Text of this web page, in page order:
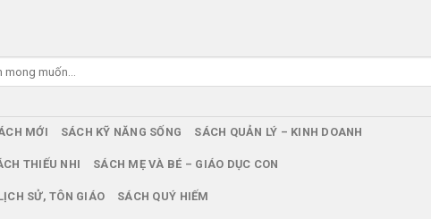
MỚI SÁCH KỸ NĂNG SỐNG SÁCH QUẢN LÝ – KINH DOANH
THIẾU NHI SÁCH MẸ VÀ BÉ – GIÁO DỤC CON
SỬ, TÔN GIÁO SÁCH QUÝ HIẾM